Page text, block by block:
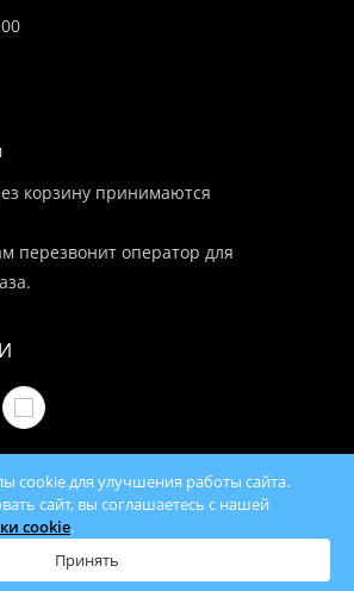
корзину принимаются
перезвонит оператор для
— продажа отопительного
с доставкой по всей Беларуси
cookie для улучшения работы сайта.
сайт, вы соглашаетесь с нашей
cookie.
Принять